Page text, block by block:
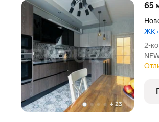
+ 23
2-